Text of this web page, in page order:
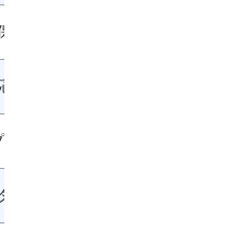
管の効率化
・在庫最適化
イヤーリスク管理
の統合管理